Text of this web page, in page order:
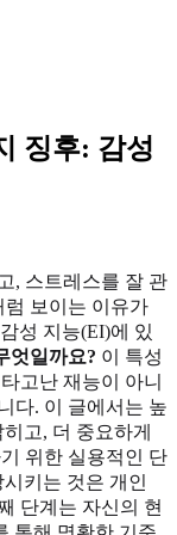
징후: 감성
, 스트레스를 잘 관
럼 보이는 이유가
성 지능(EI)에 있
엇일까요? 이 특성
고난 재능이 아니
다. 이 글에서는 높
고, 더 중요하게
위한 실용적인 단
키는 것은 개인
단계는 자신의 현